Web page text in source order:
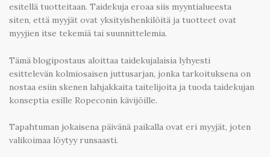
esitellä tuotteitaan. Taidekuja eroaa siis myyntialueesta
siten, että myyjät ovat yksityishenkilöitä ja tuotteet ovat
myyjien itse tekemiä tai suunnittelemia.
Tämä blogipostaus aloittaa taidekujalaisia lyhyesti
esittelevän kolmiosaisen juttusarjan, jonka tarkoituksena on
nostaa esiin skenen lahjakkaita taitelijoita ja tuoda taidekujan
konseptia esille Ropeconin kävijöille.
Tapahtuman jokaisena päivänä paikalla ovat eri myyjät, joten
valikoimaa löytyy runsaasti.